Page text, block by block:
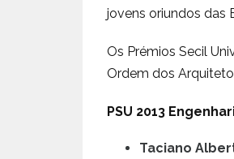
jovens oriundos das
Os Prémios Secil
Ordem dos
PSU 2013
Taciano